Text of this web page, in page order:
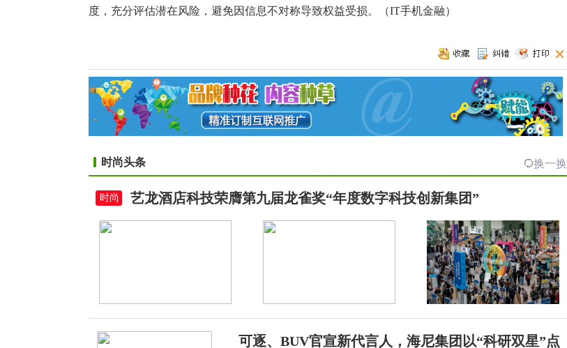
度，充分评估潜在风险，避免因信息不对称导致权益受损。（IT手机金融）
时尚头条 换一换
时尚 艺龙酒店科技荣膺第九届龙雀奖“年度数字科技创新集团”
可逐、BUV官宣新代言人，海尼集团以“科研双星”点